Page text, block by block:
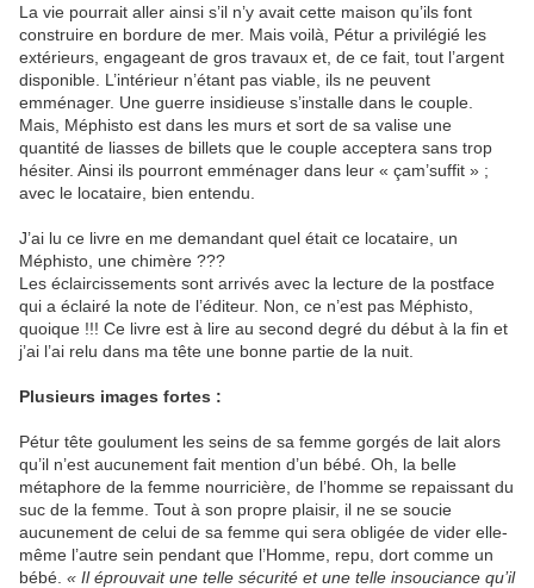
La vie pourrait aller ainsi s’il n’y avait cette maison qu’ils font
construire en bordure de mer. Mais voilà, Pétur a privilégié les
extérieurs, engageant de gros travaux et, de ce fait, tout l’argent
disponible. L’intérieur n’étant pas viable, ils ne peuvent
emménager. Une guerre insidieuse s’installe dans le couple.
Mais, Méphisto est dans les murs et sort de sa valise une
quantité de liasses de billets que le couple acceptera sans trop
hésiter. Ainsi ils pourront emménager dans leur « çam’suffit » ;
avec le locataire, bien entendu.
J’ai lu ce livre en me demandant quel était ce locataire, un
Méphisto, une chimère ???
Les éclaircissements sont arrivés avec la lecture de la postface
qui a éclairé la note de l’éditeur. Non, ce n’est pas Méphisto,
quoique !!! Ce livre est à lire au second degré du début à la fin et
j’ai l’ai relu dans ma tête une bonne partie de la nuit.
Plusieurs images fortes :
Pétur tête goulument les seins de sa femme gorgés de lait alors
qu’il n’est aucunement fait mention d’un bébé. Oh, la belle
métaphore de la femme nourricière, de l’homme se repaissant du
suc de la femme. Tout à son propre plaisir, il ne se soucie
aucunement de celui de sa femme qui sera obligée de vider elle-
même l’autre sein pendant que l’Homme, repu, dort comme un
bébé. « Il éprouvait une telle sécurité et une telle insouciance qu’il